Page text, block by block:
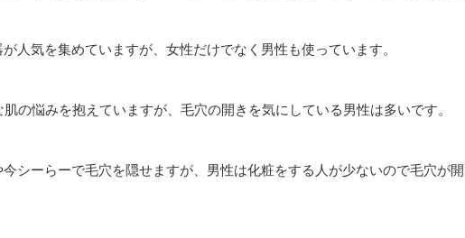
人気を集めていますが、女性だけでなく男性も使っています。
の悩みを抱えていますが、毛穴の開きを気にしている男性は多いです。
シーらーで毛穴を隠せますが、男性は化粧をする人が少ないので毛穴が